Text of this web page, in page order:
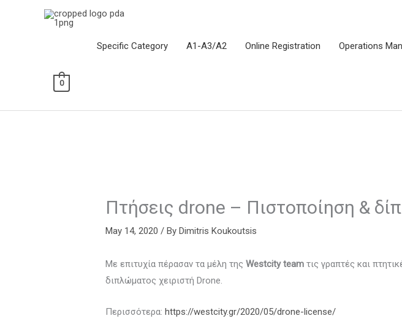
Specific Category Α1-Α3/Α2 Online Registration Operations
0
Πτήσεις drone – Πιστοποίηση &
May 14, 2020/ ByDimitris Koukoutsis
Με επιτυχία πέρασαν τα μέλη τηςWestcity team τις γραπτές και
διπλώματος χειριστή Drone.
Περισσότερα:https://westcity.gr/2020/05/drone-license/